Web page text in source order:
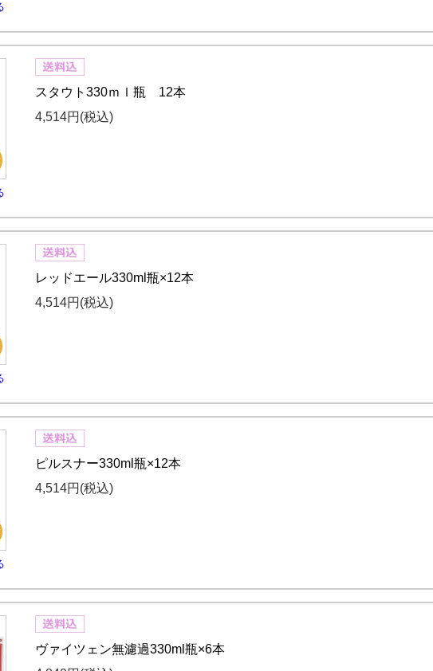
スタウト330ｍｌ瓶 12本
4,514円 (税込)
レッドエール330ml瓶×12本
4,514円 (税込)
ピルスナー330ml瓶×12本
4,514円 (税込)
ヴァイツェン無濾過330ml瓶×6本